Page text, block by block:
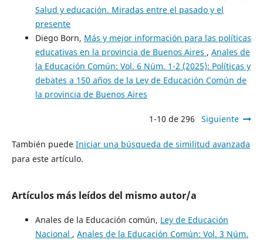
Salud y educación. Miradas entre el pasado y el
presente
Diego Born, Más y mejor información para las políticas
educativas en la provincia de Buenos Aires , Anales de
la Educación Común: Vol. 6 Núm. 1-2 (2025): Políticas y
debates a 150 años de la Ley de Educación Común de
la provincia de Buenos Aires
1-10 de 296 Siguiente
También puede Iniciar una búsqueda de similitud avanzada
para este artículo.
Artículos más leídos del mismo autor/a
Anales de la Educación común, Ley de Educación
Nacional , Anales de la Educación Común: Vol. 3 Núm.